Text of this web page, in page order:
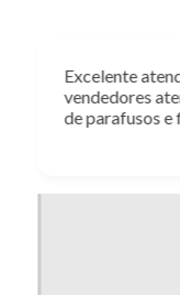
Excelente
vendedores
de parafusos e